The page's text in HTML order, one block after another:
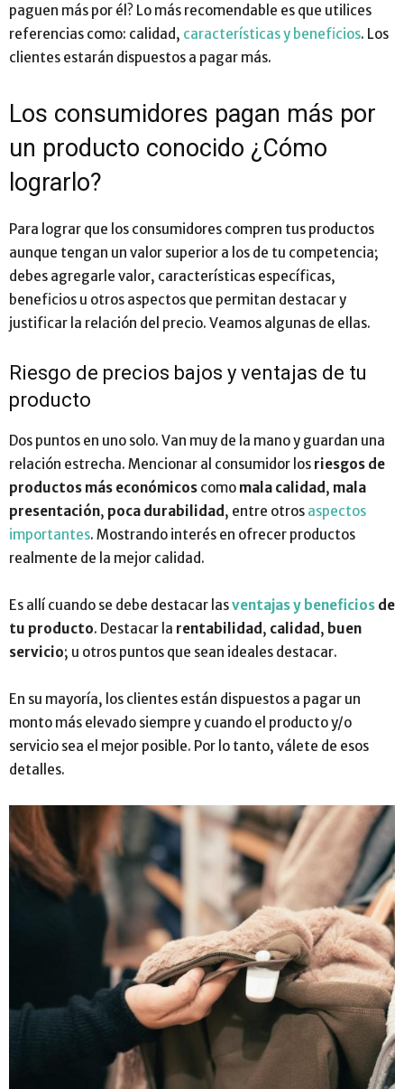
paguen más por él? Lo más recomendable es que utilices
referencias como: calidad, características y beneficios. Los
clientes estarán dispuestos a pagar más.
Los consumidores pagan más por
un producto conocido ¿Cómo
lograrlo?
Para lograr que los consumidores compren tus productos
aunque tengan un valor superior a los de tu competencia;
debes agregarle valor, características específicas,
beneficios u otros aspectos que permitan destacar y
justificar la relación del precio. Veamos algunas de ellas.
Riesgo de precios bajos y ventajas de tu
producto
Dos puntos en uno solo. Van muy de la mano y guardan una
relación estrecha. Mencionar al consumidor los riesgos de
productos más económicos como mala calidad , mala
presentación, poca durabilidad , entre otros aspectos
importantes. Mostrando interés en ofrecer productos
realmente de la mejor calidad.
Es allí cuando se debe destacar lasventajas y beneficios de
tu producto. Destacar la rentabilidad , calidad , buen
servicio; u otros puntos que sean ideales destacar.
En su mayoría, los clientes están dispuestos a pagar un
monto más elevado siempre y cuando el producto y/o
servicio sea el mejor posible. Por lo tanto, válete de esos
detalles.